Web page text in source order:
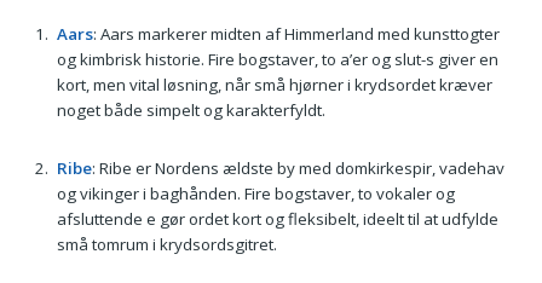
Aars: Aars markerer midten af Himmerland med kunsttogter
og kimbrisk historie. Fire bogstaver, to a’er og slut-s giver en
kort, men vital løsning, når små hjørner i krydsordet kræver
noget både simpelt og karakterfyldt.
Ribe: Ribe er Nordens ældste by med domkirkespir, vadehav
og vikinger i baghånden. Fire bogstaver, to vokaler og
afsluttende e gør ordet kort og fleksibelt, ideelt til at udfylde
små tomrum i krydsordsgitret.